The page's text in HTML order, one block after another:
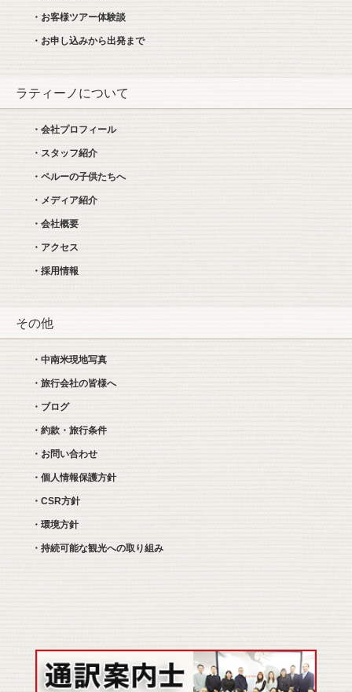
・お客様ツアー体験談
・お申し込みから出発まで
ラティーノについて
・会社プロフィール
・スタッフ紹介
・ペルーの子供たちへ
・メディア紹介
・会社概要
・アクセス
・採用情報
その他
・中南米現地写真
・旅行会社の皆様へ
・ブログ
・約款・旅行条件
・お問い合わせ
・個人情報保護方針
・CSR方針
・環境方針
・持続可能な観光への取り組み